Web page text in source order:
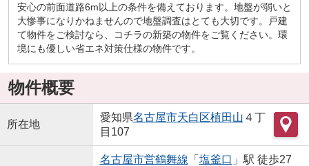
安心の前面道路6m以上の条件を備えております。地盤が弱いと
大惨事になりかねませんので地盤調査はとても大切です。戸建
て物件をご検討なら、コチラの新築の物件をご覧ください。環
境にも優しい省エネ対策仕様の物件です。
物件概要
所在地
愛知県名古屋市天白区植田山 ４丁
目107
名古屋市営鶴舞線 「 塩釜口 」駅 徒歩27